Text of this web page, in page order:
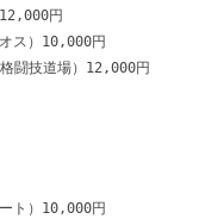
円
ス）10,000円
闘技道場）12,000円
）10,000円